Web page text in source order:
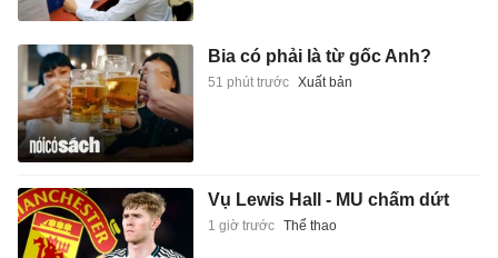
Bia có phải là từ gốc Anh?
51 phút trước Xuất bản
Vụ Lewis Hall - MU chấm dứt
1 giờ trước Thể thao